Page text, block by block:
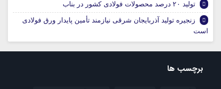
تولید ۲۰ درصد محصولات فولادی کشور در بناب
زنجیره تولید آذربایجان شرقی نیازمند تأمین پایدار ورق فولادی
است
برچسب ها